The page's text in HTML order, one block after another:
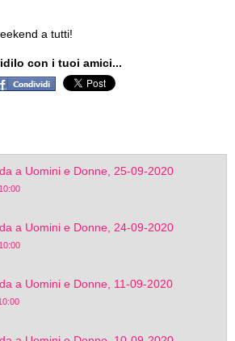
a tutti!
con i tuoi amici...
a Uomini e Donne, 25-09-2020
a Uomini e Donne, 24-09-2020
a Uomini e Donne, 11-09-2020